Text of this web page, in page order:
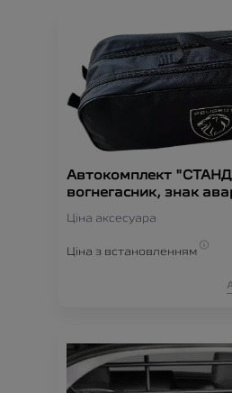
Автокомплект
вогнегасник, знак
органайзер, трос-
безпеки.
Ціна аксесуара
Ціна з встановленням